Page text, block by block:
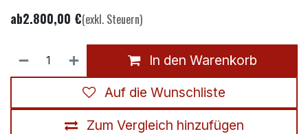
ab2.800,00 €(exkl. Steuern)
In den Warenkorb
Zum Vergleich hinzufügen
Auf die Wunschliste